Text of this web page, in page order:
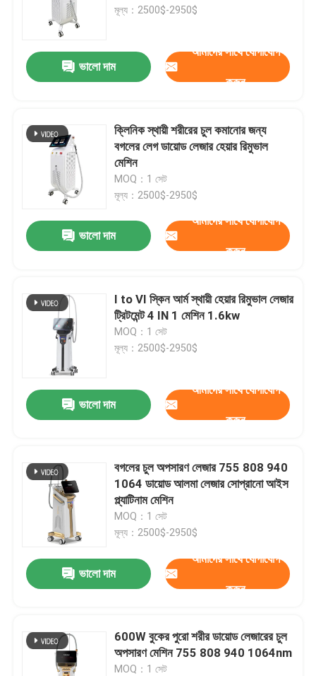
একটি বার্তা রেখে যান
জমা দিন
আলেকজান্দ্রাইট লেজার মেশিন
বহুমুখী সৌন্দর্য সরঞ্জাম
মূল্য：2500$-2950$
ভালো দাম
আমাদের সাথে যোগাযোগ
করুন
ক্লিনিক স্থায়ী শরীরের চুল কমানোর জন্য
বগলের লেগ ডায়োড লেজার হেয়ার রিমুভাল
মেশিন
MOQ：1 সেট
মূল্য：2500$-2950$
ভালো দাম
আমাদের সাথে যোগাযোগ
করুন
I to VI স্কিন আর্ম স্থায়ী হেয়ার রিমুভাল লেজার
ট্রিটমেন্ট 4 IN 1 মেশিন 1.6kw
MOQ：1 সেট
মূল্য：2500$-2950$
ভালো দাম
আমাদের সাথে যোগাযোগ
করুন
বগলের চুল অপসারণ লেজার 755 808 940
1064 ডায়োড আলমা লেজার সোপ্রানো আইস
প্ল্যাটিনাম মেশিন
MOQ：1 সেট
মূল্য：2500$-2950$
ভালো দাম
আমাদের সাথে যোগাযোগ
করুন
600W বুকের পুরো শরীর ডায়োড লেজারের চুল
অপসারণ মেশিন 755 808 940 1064nm
MOQ：1 সেট